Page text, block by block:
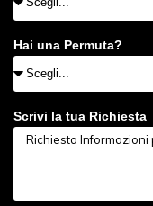
Hai una Permuta?
Scrivi la tua Richiesta